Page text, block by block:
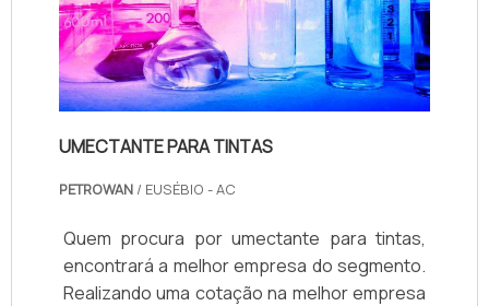
d...
UMECTANTE PARA TINTAS
PETROWAN / EUSÉBIO - AC
Quem procura por umectante para tintas,
encontrará a melhor empresa do segmento.
Realizando uma cotação na melhor empresa